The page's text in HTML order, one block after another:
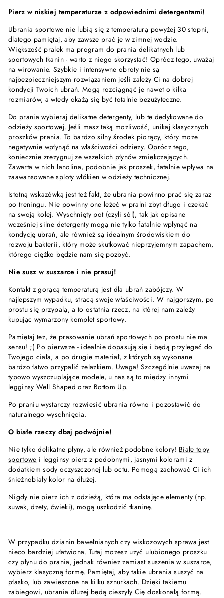
Pierz w niskiej temperaturze z odpowiednimi detergentami!
Ubrania sportowe nie lubią się z temperaturą powyżej 30 stopni,
dlatego pamiętaj, aby zawsze prać je w zimnej wodzie.
Większość pralek ma program do prania delikatnych lub
sportowych tkanin - warto z niego skorzystać! Oprócz tego, uważaj
na wirowanie. Szybkie i intensywne obroty nie są
najbezpieczniejszym rozwiązaniem jeśli zależy Ci na dobrej
kondycji Twoich ubrań. Mogą rozciągnąć je nawet o kilka
rozmiarów, a wtedy okażą się być totalnie bezużyteczne.
Do prania wybieraj delikatne detergenty, lub te dedykowane do
odzieży sportowej. Jeśli masz taką możliwość, unikaj klasycznych
proszków prania. To bardzo silny środek piorący, który może
negatywnie wpłynąć na właściwości odzieży. Oprócz tego,
koniecznie zrezygnuj ze wszelkich płynów zmiękczających.
Zawarta w nich lanolina, podobnie jak proszek, fatalnie wpływa na
zaawansowane sploty włókien w odzieży technicznej.
Istotną wskazówką jest też fakt, że ubrania powinno prać się zaraz
po treningu. Nie powinny one leżeć w pralni zbyt długo i czekać
na swoją kolej. Wyschnięty pot (czyli sól), tak jak opisane
wcześniej silne detergenty mogą nie tylko fatalnie wpłynąć na
kondycję ubrań, ale również są idealnym środowiskiem do
rozwoju bakterii, który może skutkować nieprzyjemnym zapachem,
którego ciężko będzie nam się pozbyć.
Nie susz w suszarce i nie prasuj!
Kontakt z gorącą temperaturą jest dla ubrań zabójczy. W
najlepszym wypadku, stracą swoje właściwości. W najgorszym, po
prostu się przypalą, a to ostatnia rzecz, na której nam zależy
kupując wymarzony komplet sportowy.
Pamiętaj też, że prasowanie ubrań sportowych po prostu nie ma
sensu! ;) Po pierwsze - idealnie dopasują się i będą przylegać do
Twojego ciała, a po drugie materiał, z których są wykonane
bardzo łatwo przypalić żelazkiem. Uwaga! Szczególnie uważaj na
typowo wyszczuplające modele, u nas są to między innymi
legginsyWell Shapedoraz Bottom Up.
Po praniu wystarczy rozwiesić ubrania równo i pozostawić do
naturalnego wyschnięcia.
O białe rzeczy dbaj podwójnie!
Nie tylko delikatne płyny, ale również podobne kolory! Białe topy
sportowe i legginsy pierz z podobnymi, jasnymi kolorami z
dodatkiem sody oczyszczonej lub octu. Pomogą zachować Ci ich
śnieżnobiały kolor na dłużej.
Nigdy nie pierz ich z odzieżą, która ma odstające elementy (np.
suwak, dżety, ćwieki), mogą uszkodzić tkaninę.
W przypadku dzianin bawełnianych czy wiskozowych sprawa jest
nieco bardziej ułatwiona. Tutaj możesz użyć ulubionego proszku
czy płynu do prania, jednak również zamiast suszenia w suszarce,
wybierz klasyczną formę. Pamiętaj, aby takie ubrania suszyć na
płasko, lub zawieszone na kilku sznurkach. Dzięki takiemu
zabiegowi, ubrania dłużej będą cieszyły Cię doskonałą formą.